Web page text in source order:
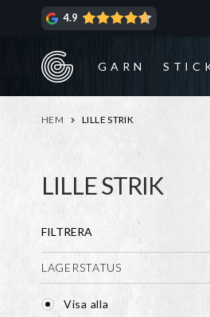
4.9
GARN
HEM LILLE STRIK
LILLE STRIK
FILTRERA
LAGERSTATUS
Visa alla